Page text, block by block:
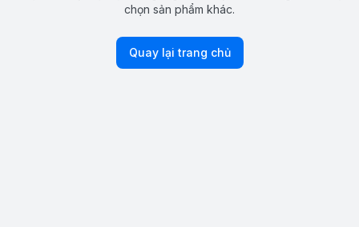
chọn sản phẩm khác.
Quay lại trang chủ